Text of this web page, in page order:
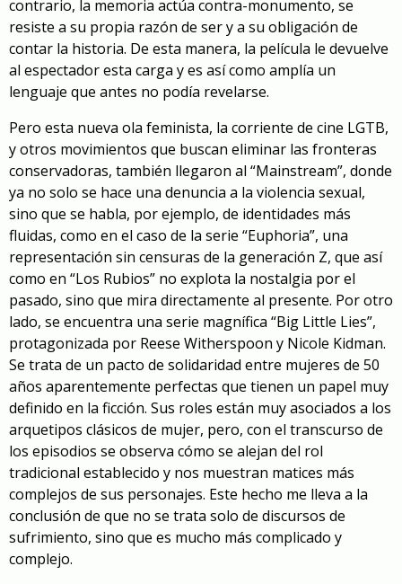
contrario, la memoria actúa contra-monumento, se
resiste a su propia razón de ser y a su obligación de
contar la historia. De esta manera, la película le devuelve
al espectador esta carga y es así como amplía un
lenguaje que antes no podía revelarse.
Pero esta nueva ola feminista, la corriente de cine LGTB,
y otros movimientos que buscan eliminar las fronteras
conservadoras, también llegaron al “Mainstream”, donde
ya no solo se hace una denuncia a la violencia sexual,
sino que se habla, por ejemplo, de identidades más
fluidas, como en el caso de la serie “Euphoria”, una
representación sin censuras de la generación Z, que así
como en “Los Rubios” no explota la nostalgia por el
pasado, sino que mira directamente al presente. Por otro
lado, se encuentra una serie magnífica “Big Little Lies”,
protagonizada por Reese Witherspoon y Nicole Kidman.
Se trata de un pacto de solidaridad entre mujeres de 50
años aparentemente perfectas que tienen un papel muy
definido en la ficción. Sus roles están muy asociados a los
arquetipos clásicos de mujer, pero, con el transcurso de
los episodios se observa cómo se alejan del rol
tradicional establecido y nos muestran matices más
complejos de sus personajes. Este hecho me lleva a la
conclusión de que no se trata solo de discursos de
sufrimiento, sino que es mucho más complicado y
complejo.